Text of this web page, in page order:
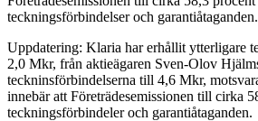
teckningsförbindelser och garantiåtaganden.
Uppdatering: Klaria har erhållit ytterligare
2,0 Mkr, från aktieägaren Sven-Olov
teckninsförbindelserna till 4,6 Mkr,
innebär att Företrädesemissionen till cirka
teckningsförbindeler och garantiåtaganden.